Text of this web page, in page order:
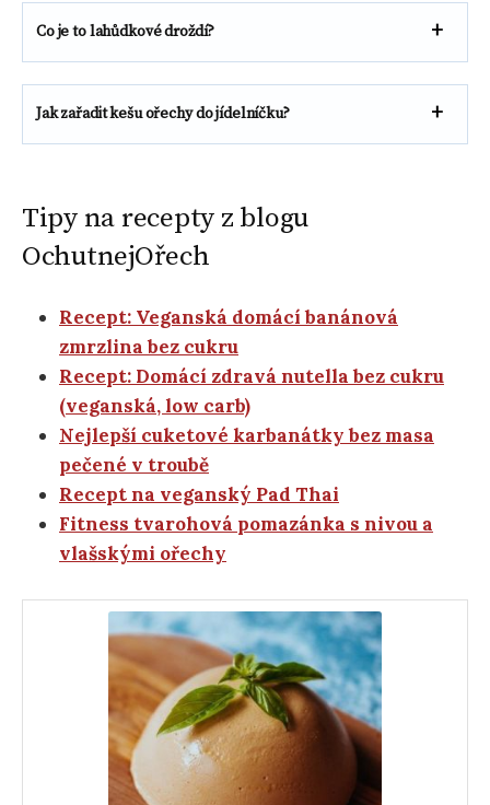
Co je to lahůdkové droždí?
Jak zařadit kešu ořechy do jídelníčku?
Tipy na recepty z blogu
OchutnejOřech
Recept: Veganská domácí banánová
zmrzlina bez cukru
Recept: Domácí zdravá nutella bez cukru
(veganská, low carb)
Nejlepší cuketové karbanátky bez masa
pečené v troubě
Recept na veganský Pad Thai
Fitness tvarohová pomazánka s nivou a
vlašskými ořechy